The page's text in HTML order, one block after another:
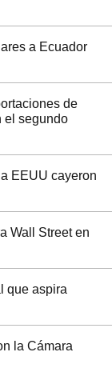
a Ecuador
de
el segundo
EEUU cayeron
Wall Street en
que aspira
la Cámara